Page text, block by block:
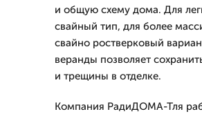
и общую схему дома. Для
свайный тип, для более
свайно ростверковый
веранды позволяет
и трещины в отделке.
Компания РадиДОМА-Тля